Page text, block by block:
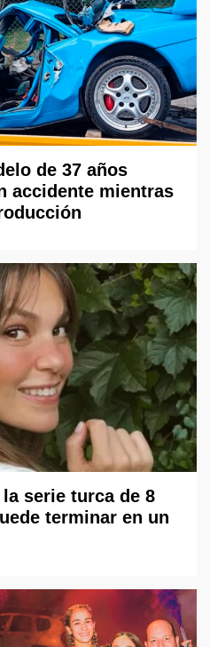
de 37 años
accidente mientras
serie turca de 8
terminar en un